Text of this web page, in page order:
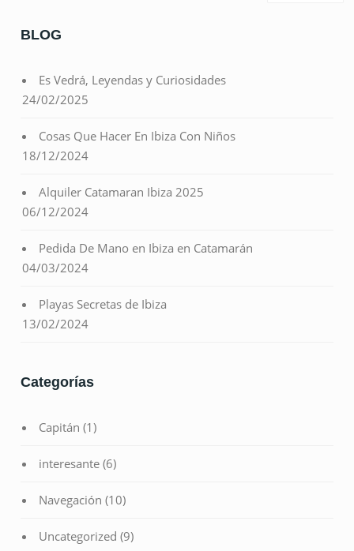
BLOG
Es Vedrá, Leyendas y Curiosidades
24/02/2025
Cosas Que Hacer En Ibiza Con Niños
18/12/2024
Alquiler Catamaran Ibiza 2025
06/12/2024
Pedida De Mano en Ibiza en Catamarán
04/03/2024
Playas Secretas de Ibiza
13/02/2024
Categorías
Capitán (1)
interesante (6)
Navegación (10)
Uncategorized (9)